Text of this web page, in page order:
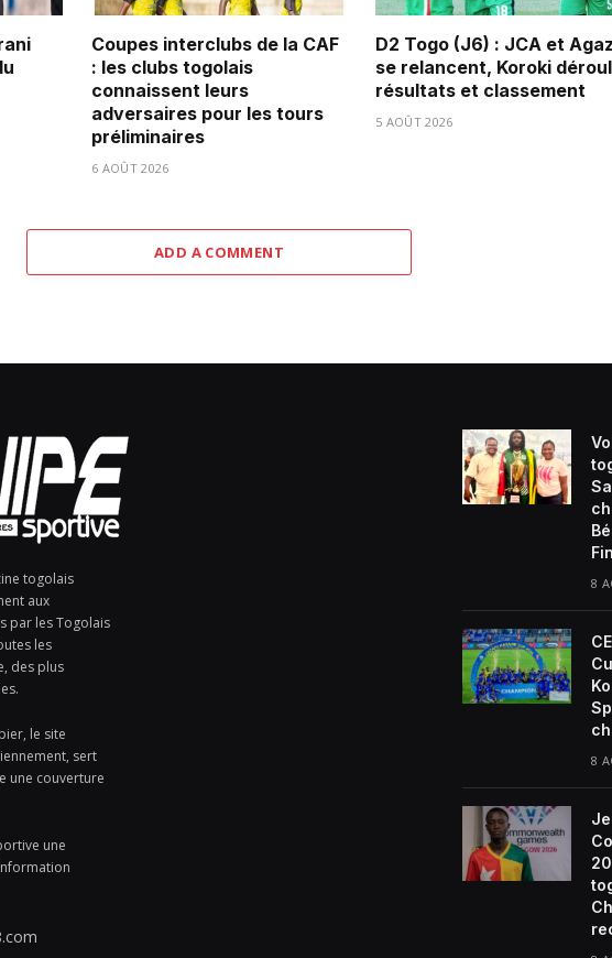
Coupes interclubs de la CAF
: les clubs togolais
connaissent leurs
adversaires pour les tours
préliminaires
6 AOÛT 2026
D2 Togo (J6) : JCA et
se relancent, Koroki
résultats et classement
5 AOÛT 2026
ADD A COMMENT
togolais
aux
par les Togolais
les
des plus
le site
sert
une couverture
une
8
8